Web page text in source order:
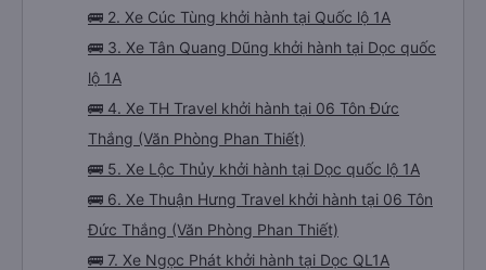
🚌 2. Xe Cúc Tùng khởi hành tại Quốc lộ 1A
🚌 3. Xe Tân Quang Dũng khởi hành tại Dọc quốc
lộ 1A
🚌 4. Xe TH Travel khởi hành tại 06 Tôn Đức
Thắng (Văn Phòng Phan Thiết)
🚌 5. Xe Lộc Thủy khởi hành tại Dọc quốc lộ 1A
🚌 6. Xe Thuận Hưng Travel khởi hành tại 06 Tôn
Đức Thắng (Văn Phòng Phan Thiết)
🚌 7. Xe Ngọc Phát khởi hành tại Dọc QL1A